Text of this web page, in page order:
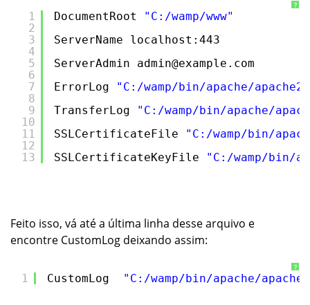
?
1
2
3
4
5
6
7
8
9
10
11
12
13
DocumentRoot
"C:/wamp/www"
ServerName localhost:443
ServerAdmin admin@example.com
ErrorLog
"C:/wamp/bin/apache/
TransferLog
"C:/wamp/bin/apache/
SSLCertificateFile
"C:/wamp/bin/
SSLCertificateKeyFile
"C:/wamp/bin/
Feito isso, vá até a última linha desse arquivo e
encontre CustomLog deixando assim:
?
1 CustomLog "C:/wamp/bin/apache/